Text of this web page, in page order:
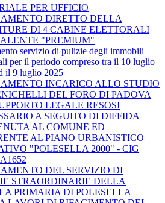
PER UFFICIO
DIRETTO DELLA
DI 4 CABINE ELETTORALI
"PREMIUM"
servizio di pulizie degli immobili
per il periodo compreso tra il 10 luglio
il 9 luglio 2025
INCARICO ALLO STUDIO
DEL FORO DI PADOVA
LEGALE RESOSI
A SEGUITO DI DIFFIDA
AL COMUNE ED
AL PIANO URBANISTICO
"POLESELLA 2000" - CIG
DEL SERVIZIO DI
STRAORDINARIE DELLA
PRIMARIA DI POLESELLA